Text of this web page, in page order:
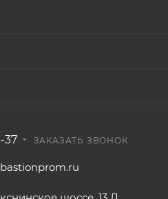
37 ЗАКАЗАТЬ ЗВОНОК